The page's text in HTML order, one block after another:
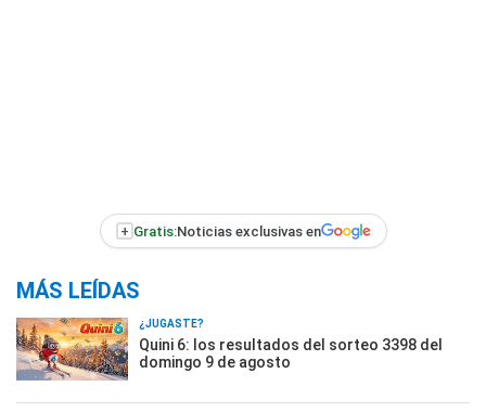
+ Gratis:Noticias exclusivas en
MÁS LEÍDAS
¿JUGASTE?
Quini 6: los resultados del sorteo 3398 del
domingo 9 de agosto